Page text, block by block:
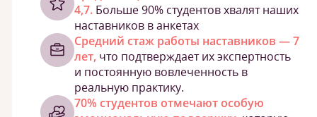
4,7. Больше 90% студентов хвалят наших
наставников в анкетах
Средний стаж работы наставников — 7
лет, что подтверждает их экспертность
и постоянную вовлеченность в
реальную практику.
70% студентов отмечают особую